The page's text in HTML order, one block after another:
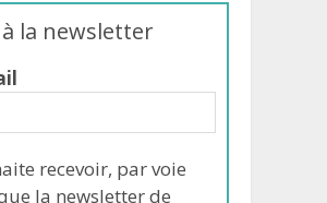
la newsletter
recevoir, par voie
la newsletter de